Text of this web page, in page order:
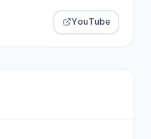
YouTube